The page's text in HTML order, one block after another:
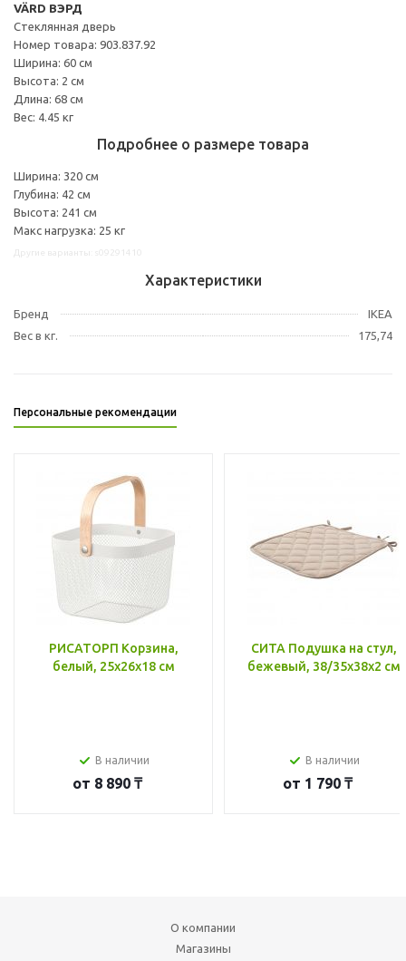
VÄRD ВЭРД
Стеклянная дверь
Номер товара: 903.837.92
Ширина: 60 см
Высота: 2 см
Длина: 68 см
Вес: 4.45 кг
Подробнее о размере товара
Ширина: 320 см
Глубина: 42 см
Высота: 241 см
Макс нагрузка: 25 кг
Характеристики
Бренд
IKEA
Вес в кг.
175,74
Персональные рекомендации
РИСАТОРП Корзина,
белый, 25x26x18 см
В наличии
от 8 890 ₸
СИТА Подушка на стул,
бежевый, 38/35x38x2 см
В наличии
от 1 790 ₸
О компании
Магазины